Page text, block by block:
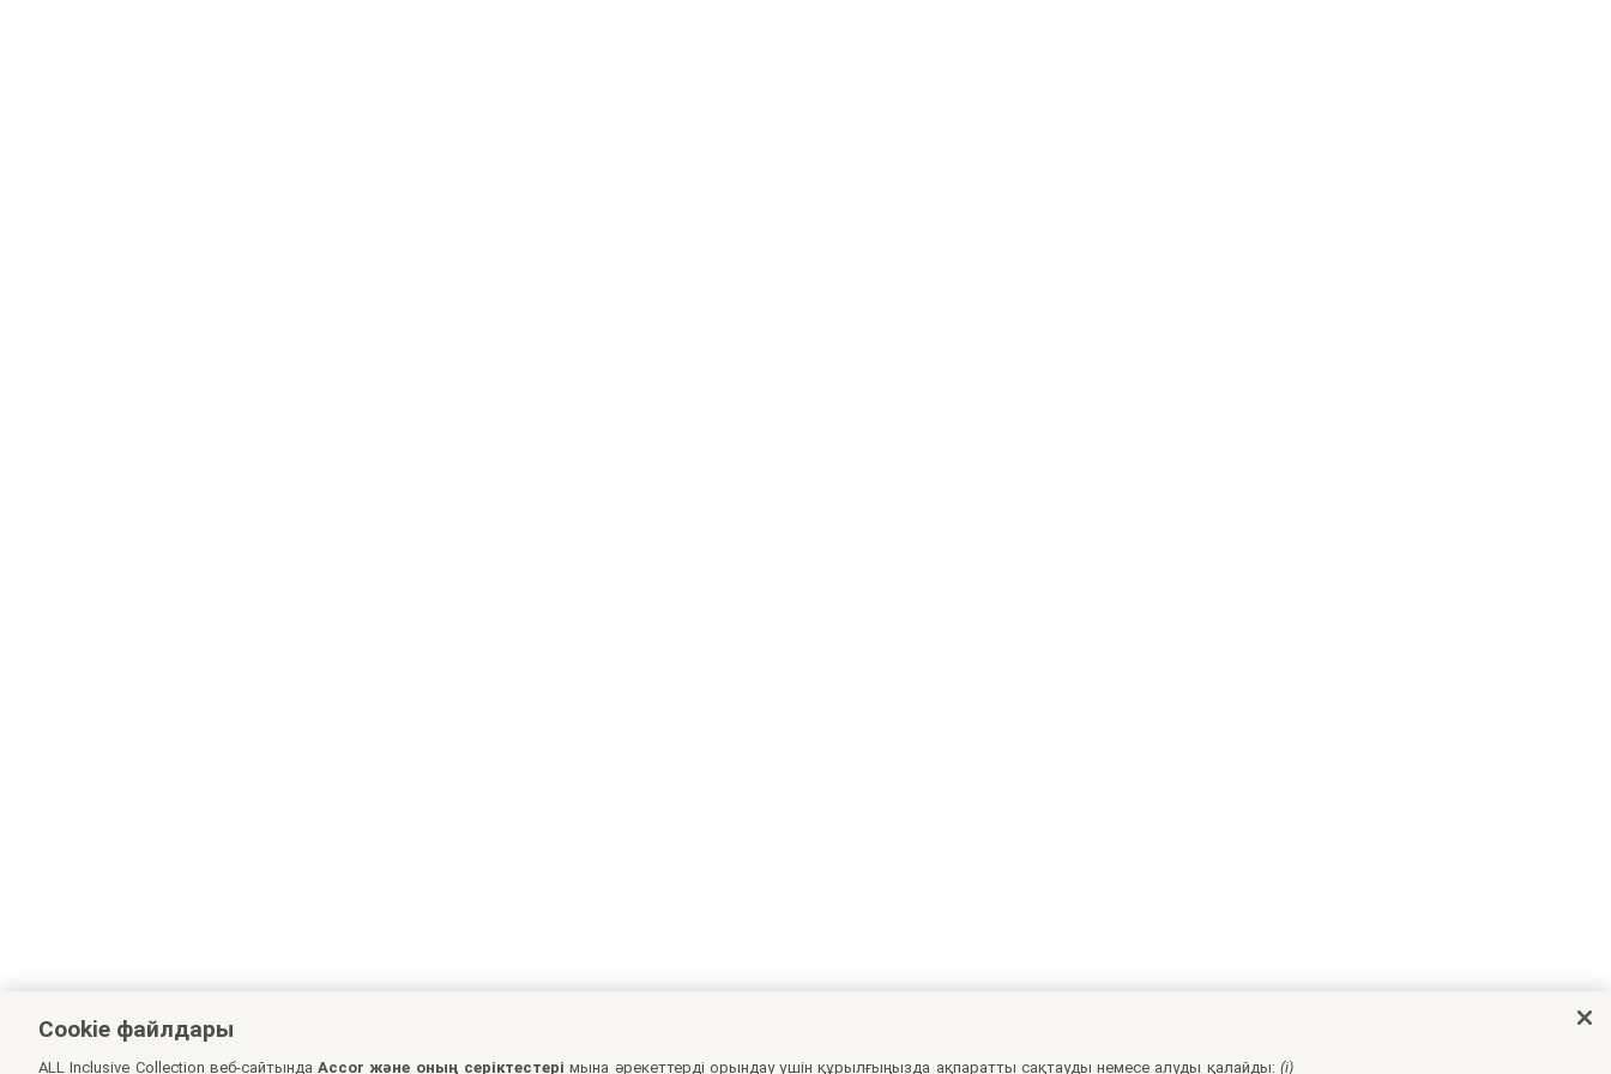
Cookie файлдары
ALL Inclusive Collection веб-сайтындаAccor және оның серіктестері мына әрекеттерді орындау үшін құрылғыңызда ақпаратты сақтауды немесе алуды қалайды:(i)